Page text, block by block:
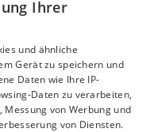
besuchen Sie
Schottland
Ihrer
und ähnliche
Gerät zu speichern und
Daten wie Ihre IP-
Daten zu verarbeiten,
von Werbung und
von Diensten.